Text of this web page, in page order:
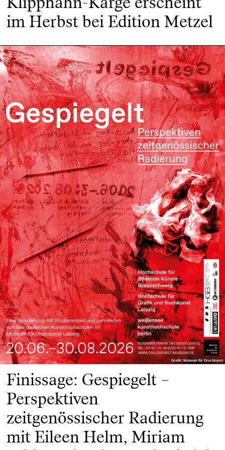
im Herbst bei Edition Metzel
Grafik: Museum für Druckkunst
Grafik: Museum für Druckkunst
Finissage: Gespiegelt –
Perspektiven
zeitgenössischer Radierung
mit Eileen Helm, Miriam